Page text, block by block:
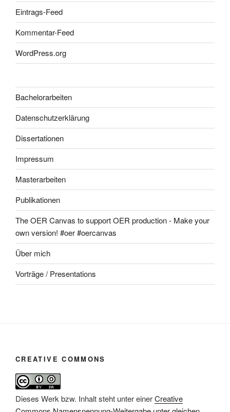
Eintrags-Feed
Kommentar-Feed
WordPress.org
Bachelorarbeiten
Datenschutzerklärung
Dissertationen
Impressum
Masterarbeiten
Publikationen
The OER Canvas to support OER production - Make your
own version! #oer #oercanvas
Über mich
Vorträge / Presentations
CREATIVE COMMONS
Dieses Werk bzw. Inhalt steht unter einerCreative